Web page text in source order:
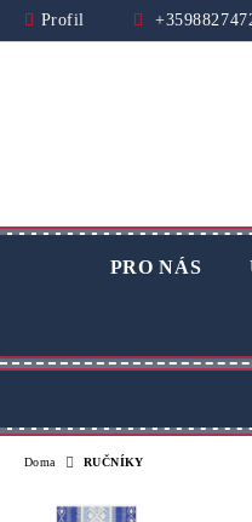
Profil
PRO NÁS
Doma RUČNÍKY